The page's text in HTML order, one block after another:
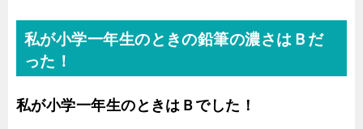
私が小学一年生のときの鉛筆の濃さはＢだ
った！
私が小学一年生のときはＢでした！